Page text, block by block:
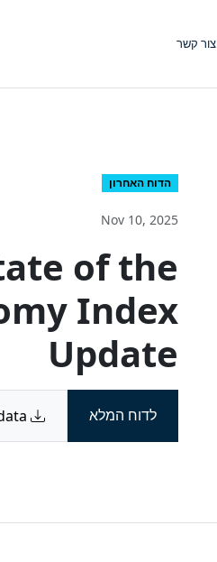
צור קשר
הדוח האחרון
Nov 10, 2025
of the
Index
Update
לדוח המלא